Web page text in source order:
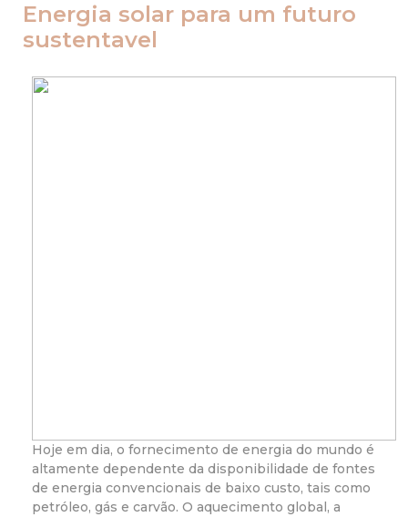
Energia solar para um futuro
sustentavel
Hoje em dia, o fornecimento de energia do mundo é
altamente dependente da disponibilidade de fontes
de energia convencionais de baixo custo, tais como
petróleo, gás e carvão. O aquecimento global, a